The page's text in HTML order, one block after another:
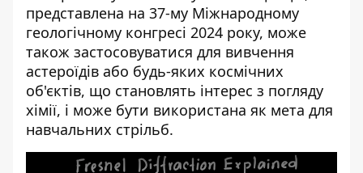
представлена ​​на 37-му Міжнародному
геологічному конгресі 2024 року, може
також застосовуватися для вивчення
астероїдів або будь-яких космічних
об'єктів, що становлять інтерес з погляду
хімії, і може бути використана як мета для
навчальних стрільб.